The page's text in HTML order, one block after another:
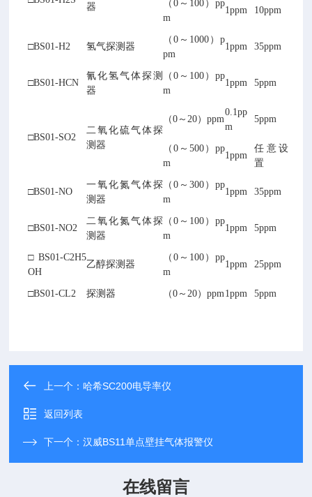
器
（0～100）pp
m
1ppm 10ppm
□BS01-H2 氢气探测器
（0～1000）p
pm
1ppm 35ppm
□BS01-HCN
氰化氢气体探测
器
（0～100）pp
m
1ppm 5ppm
□BS01-SO2
二氧化硫气体探
测器
（0～20）ppm
0.1pp
m
5ppm
（0～500）pp
m
1ppm
任意设
置
□BS01-NO
一氧化氮气体探
测器
（0～300）pp
m
1ppm 35ppm
□BS01-NO2
二氧化氮气体探
测器
（0～100）pp
m
1ppm 5ppm
□BS01-C2H5
OH
乙醇探测器
（0～100）pp
m
1ppm 25ppm
□BS01-CL2 探测器 （0～20）ppm1ppm 5ppm
上一个：哈希SC200电导率仪
返回列表
下一个：汉威BS11单点壁挂气体报警仪
在线留言